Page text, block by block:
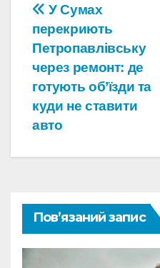
Навігація
записів
У Сумах
перекриють
Петропавлівську
через ремонт: де
готують об’їзди та
куди не ставити
авто
Пов’язаний запис